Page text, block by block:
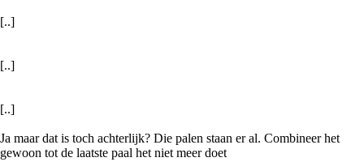
[..]
[..]
[..]
Ja maar dat is toch achterlijk? Die palen staan er al. Combineer het
gewoon tot de laatste paal het niet meer doet